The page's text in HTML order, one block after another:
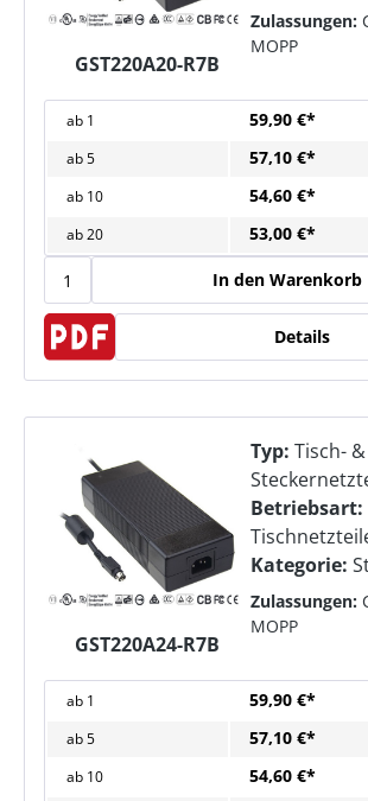
GST220A20-R7B
Zulassungen:
MOPP
ab 1 59,90 €*
ab5 57,10 €*
ab 10 54,60 €*
ab20 53,00 €*
In den Warenkorb
Details
GST220A24-R7B
Typ: Tisch- &
Betriebsart:
Kategorie:
Zulassungen:
MOPP
ab 1 59,90 €*
ab5 57,10 €*
ab 10 54,60 €*